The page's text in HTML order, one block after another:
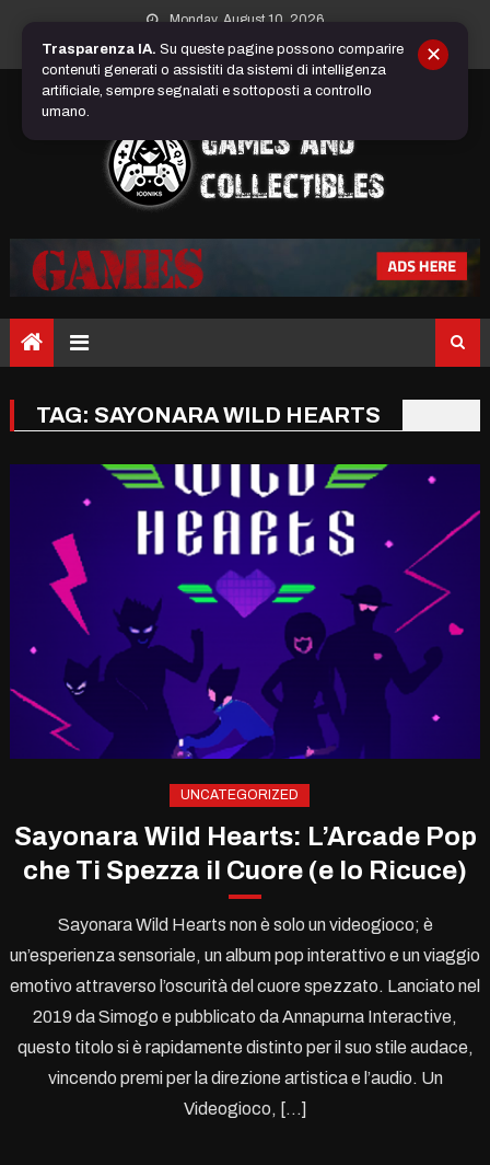
content
Monday, August 10, 2026
TAG: SAYONARA WILD HEARTS
UNCATEGORIZED
Sayonara Wild Hearts: L’Arcade Pop
che Ti Spezza il Cuore (e lo Ricuce)
Sayonara Wild Hearts non è solo un videogioco; è
un’esperienza sensoriale, un album pop interattivo e un viaggio
emotivo attraverso l’oscurità del cuore spezzato. Lanciato nel
2019 da Simogo e pubblicato da Annapurna Interactive,
questo titolo si è rapidamente distinto per il suo stile audace,
vincendo premi per la direzione artistica e l’audio. Un
Videogioco, […]
Trasparenza IA. Su queste pagine possono comparire
contenuti generati o assistiti da sistemi di intelligenza
artificiale, sempre segnalati e sottoposti a controllo
umano.
✕